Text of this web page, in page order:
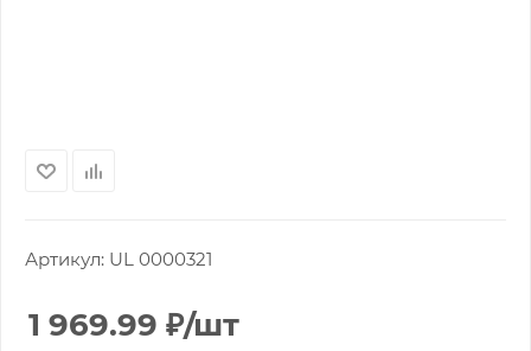
Артикул: UL 0000321
1 969.99 ₽/шт